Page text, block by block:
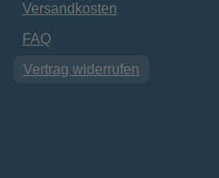
Versandkosten
FAQ
Vertrag widerrufen